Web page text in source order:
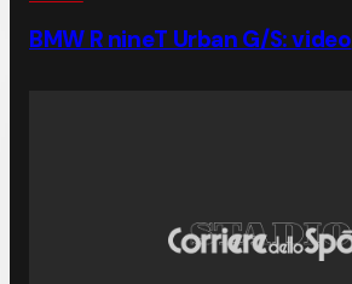
BMW R nineT Urban G/S: video